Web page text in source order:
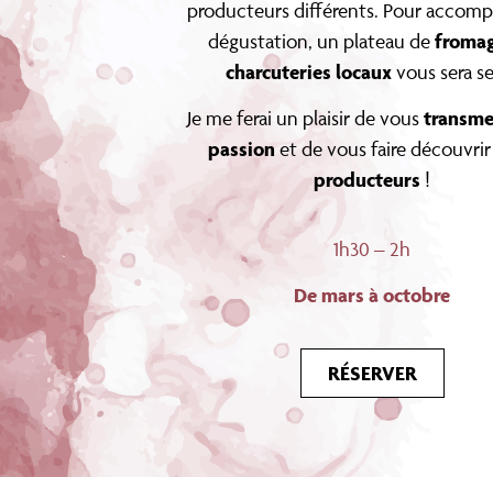
producteurs différents. Pour
dégustation, un plateau de
charcuteries locauxvous sera
Je me ferai un plaisir de vous
passionet de vous faire découvrir
producteurs !
1h30 – 2h
De mars à octobre
RÉSERVER